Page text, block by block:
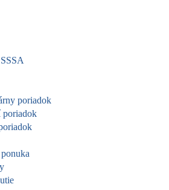
poriadok
poriadok